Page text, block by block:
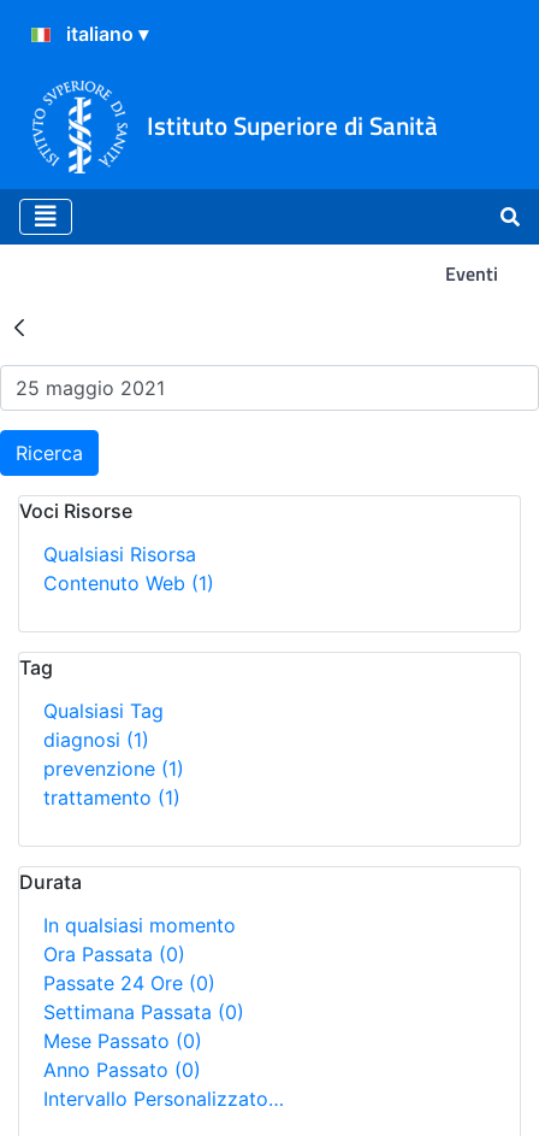
Istituto Superiore di Sanità
Eventi
Risultati della Ricerca -
Ricerca
Voci Risorse
Qualsiasi Risorsa
Contenuto Web (1)
Tag
Qualsiasi Tag
diagnosi (1)
prevenzione (1)
trattamento (1)
Durata
In qualsiasi momento
Ora Passata (0)
Passate 24 Ore (0)
Settimana Passata (0)
Mese Passato (0)
Anno Passato (0)
Intervallo Personalizzato…